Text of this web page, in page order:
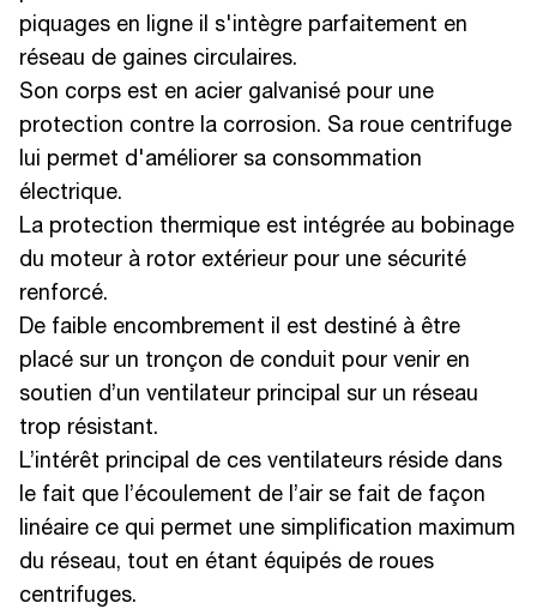
piquages en ligne il s'intègre parfaitement en
réseau de gaines circulaires.
Son corps est en acier galvanisé pour une
protection contre la corrosion. Sa roue centrifuge
lui permet d'améliorer sa consommation
électrique.
La protection thermique est intégrée au bobinage
du moteur à rotor extérieur pour une sécurité
renforcé.
De faible encombrement il est destiné à être
placé sur un tronçon de conduit pour venir en
soutien d’un ventilateur principal sur un réseau
trop résistant.
L’intérêt principal de ces ventilateurs réside dans
le fait que l’écoulement de l’air se fait de façon
linéaire ce qui permet une simplification maximum
du réseau, tout en étant équipés de roues
centrifuges.